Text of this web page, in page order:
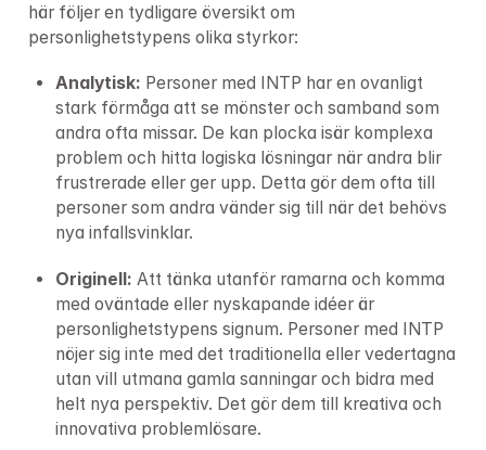
här följer en tydligare översikt om
personlighetstypens olika styrkor:
Analytisk: Personer med INTP har en ovanligt
stark förmåga att se mönster och samband som
andra ofta missar. De kan plocka isär komplexa
problem och hitta logiska lösningar när andra blir
frustrerade eller ger upp. Detta gör dem ofta till
personer som andra vänder sig till när det behövs
nya infallsvinklar.
Originell: Att tänka utanför ramarna och komma
med oväntade eller nyskapande idéer är
personlighetstypens signum. Personer med INTP
nöjer sig inte med det traditionella eller vedertagna
utan vill utmana gamla sanningar och bidra med
helt nya perspektiv. Det gör dem till kreativa och
innovativa problemlösare.